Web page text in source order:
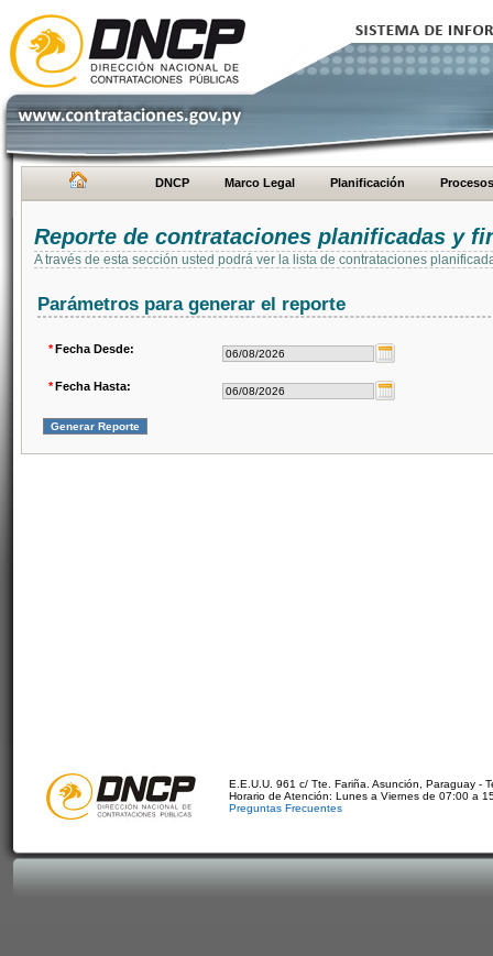
DNCP Marco Legal Planificación Procesos
Reporte de contrataciones planificadas y
A través de esta sección usted podrá ver la lista de contrataciones
Parámetros para generar el reporte
*Fecha Desde:
*Fecha Hasta:
E.E.U.U. 961 c/ Tte. Fariña. Asunción, Paraguay -
Horario de Atención: Lunes a Viernes de 07:00 a
Preguntas Frecuentes